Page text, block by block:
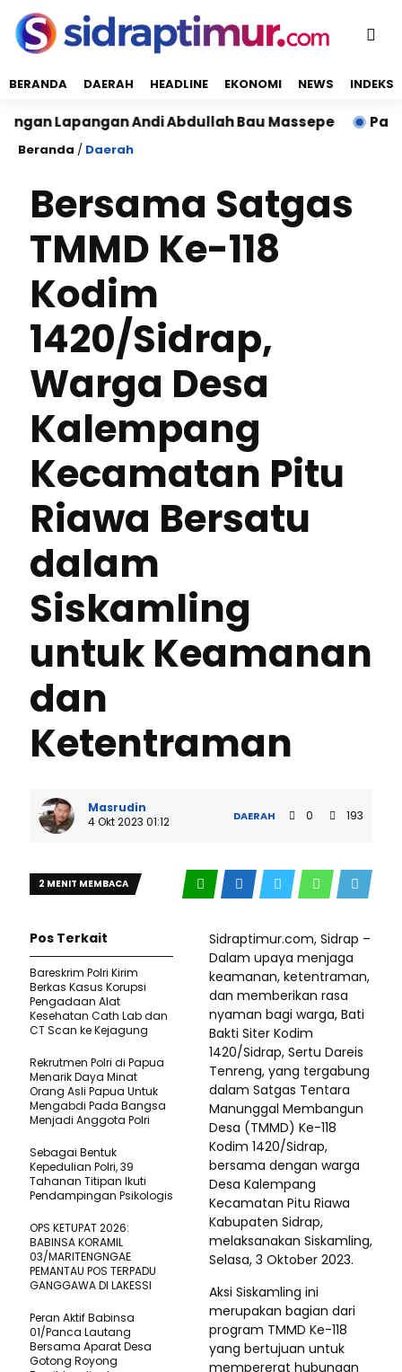
BERANDA DAERAH HEADLINE EKONOMI NEWS INDEKS
Lapangan Andi Abdullah Bau Massepe Panen
Beranda / Daerah
Bersama Satgas
TMMD Ke-118
Kodim
1420/Sidrap,
Warga Desa
Kalempang
Kecamatan Pitu
Riawa Bersatu
dalam
Siskamling
untuk Keamanan
dan
Ketentraman
Masrudin
4 Okt 2023 01:12
DAERAH 0 193
2 MENIT MEMBACA
Sidraptimur.com, Sidrap –
Dalam upaya menjaga
keamanan, ketentraman,
dan memberikan rasa
nyaman bagi warga, Bati
Bakti Siter Kodim
1420/Sidrap, Sertu Dareis
Tenreng, yang tergabung
dalam Satgas Tentara
Manunggal Membangun
Desa (TMMD) Ke-118
Kodim 1420/Sidrap,
bersama dengan warga
Desa Kalempang
Kecamatan Pitu Riawa
Kabupaten Sidrap,
melaksanakan Siskamling,
Selasa, 3 Oktober 2023.
Aksi Siskamling ini
merupakan bagian dari
program TMMD Ke-118
yang bertujuan untuk
mempererat hubungan
Pos Terkait
Bareskrim Polri Kirim
Berkas Kasus Korupsi
Pengadaan Alat
Kesehatan Cath Lab dan
CT Scan ke Kejagung
Rekrutmen Polri di Papua
Menarik Daya Minat
Orang Asli Papua Untuk
Mengabdi Pada Bangsa
Menjadi Anggota Polri
Sebagai Bentuk
Kepedulian Polri, 39
Tahanan Titipan Ikuti
Pendampingan Psikologis
OPS KETUPAT 2026:
BABINSA KORAMIL
03/MARITENGNGAE
PEMANTAU POS TERPADU
GANGGAWA DI LAKESSI
Peran Aktif Babinsa
01/Panca Lautang
Bersama Aparat Desa
Gotong Royong